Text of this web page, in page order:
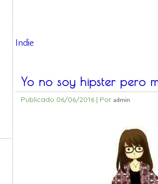
Indie
Yo no soy hipster pero
Publicado 06/06/2016| Por admin